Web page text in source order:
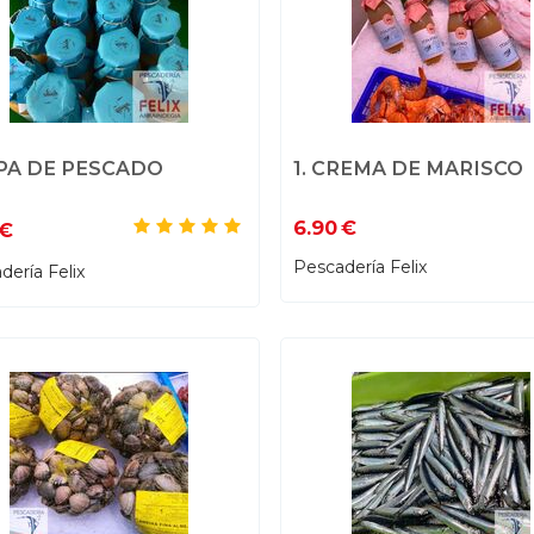
DE PESCADO
Felix
1. CREMA DE MARISCO
6.90€
Pescadería Felix